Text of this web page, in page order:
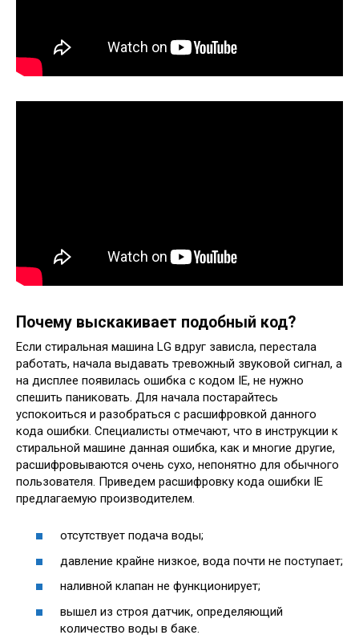
Почему выскакивает подобный код?
Если стиральная машина LG вдруг зависла, перестала
работать, начала выдавать тревожный звуковой сигнал, а
на дисплее появилась ошибка с кодом IE, не нужно
спешить паниковать. Для начала постарайтесь
успокоиться и разобраться с расшифровкой данного
кода ошибки. Специалисты отмечают, что в инструкции к
стиральной машине данная ошибка, как и многие другие,
расшифровываются очень сухо, непонятно для обычного
пользователя. Приведем расшифровку кода ошибки IE
предлагаемую производителем.
отсутствует подача воды;
давление крайне низкое, вода почти не поступает;
наливной клапан не функционирует;
вышел из строя датчик, определяющий
количество воды в баке.